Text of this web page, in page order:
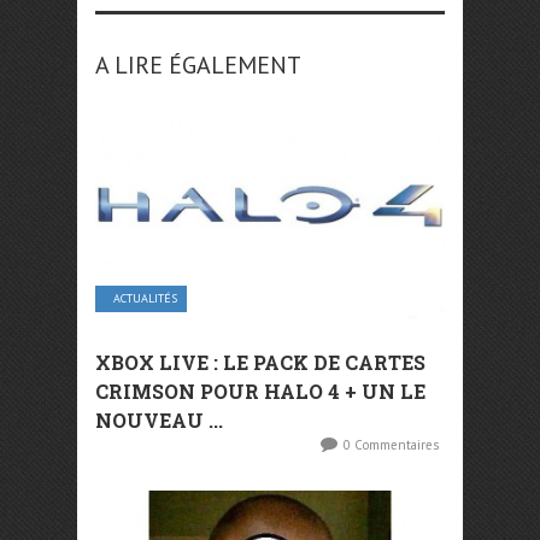
A LIRE ÉGALEMENT
ACTUALITÉS
XBOX LIVE : LE PACK DE CARTES
CRIMSON POUR HALO 4 + UN LE
NOUVEAU ...
0 Commentaires